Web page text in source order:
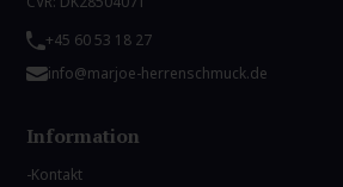
+45 60 53 18 27
info@marjoe-herrenschmuck.de
Information
Kontakt